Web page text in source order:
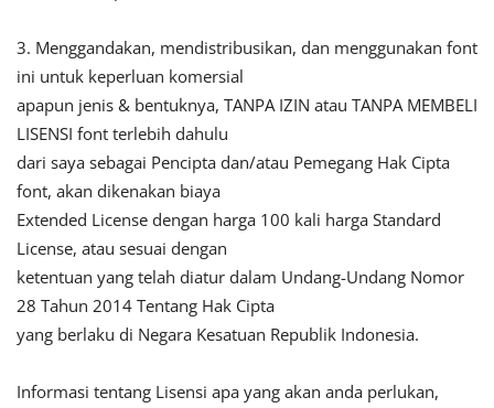
3. Menggandakan, mendistribusikan, dan menggunakan font
ini untuk keperluan komersial
apapun jenis & bentuknya, TANPA IZIN atau TANPA MEMBELI
LISENSI font terlebih dahulu
dari saya sebagai Pencipta dan/atau Pemegang Hak Cipta
font, akan dikenakan biaya
Extended License dengan harga 100 kali harga Standard
License, atau sesuai dengan
ketentuan yang telah diatur dalam Undang-Undang Nomor
28 Tahun 2014 Tentang Hak Cipta
yang berlaku di Negara Kesatuan Republik Indonesia.
Informasi tentang Lisensi apa yang akan anda perlukan,